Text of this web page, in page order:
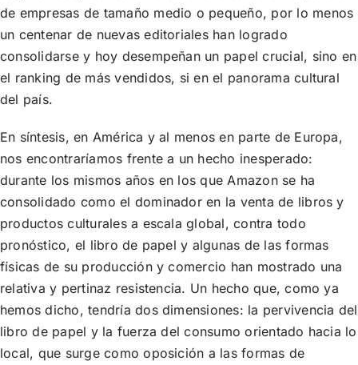
de empresas de tamaño medio o pequeño, por lo menos
un centenar de nuevas editoriales han logrado
consolidarse y hoy desempeñan un papel crucial, sino en
el ranking de más vendidos, si en el panorama cultural
del país.
En síntesis, en América y al menos en parte de Europa,
nos encontraríamos frente a un hecho inesperado:
durante los mismos años en los que Amazon se ha
consolidado como el dominador en la venta de libros y
productos culturales a escala global, contra todo
pronóstico, el libro de papel y algunas de las formas
físicas de su producción y comercio han mostrado una
relativa y pertinaz resistencia. Un hecho que, como ya
hemos dicho, tendría dos dimensiones: la pervivencia del
libro de papel y la fuerza del consumo orientado hacia lo
local, que surge como oposición a las formas de